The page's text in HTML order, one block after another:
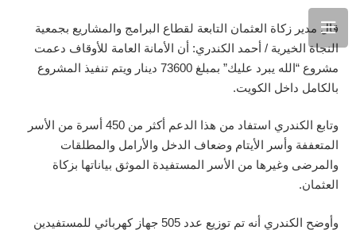
قال مدير زكاة العثمان التابعة لقطاع البرامج والمشاريع بجمعية
النجاة الخيرية / أحمد الكندري: أن الأمانة العامة للأوقاف دعمت
مشروع “الله يبرد عليك” بمبلغ 73600 دينار ويتم تنفيذ المشروع
بالكامل داخل الكويت.
وتابع الكندري استفاد من هذا الدعم أكثر من 450 أسرة من الأسر
المتعففة وأسر الأيتام وضعاف الدخل والأرامل والمطلقات
والمرضى وغيرها من الأسر المستفيدة الموثق بياناتها بزكاة
العثمان.
وأوضح الكندري أنه تم توزيع عدد 505 جهاز كهربائي للمستفيدين